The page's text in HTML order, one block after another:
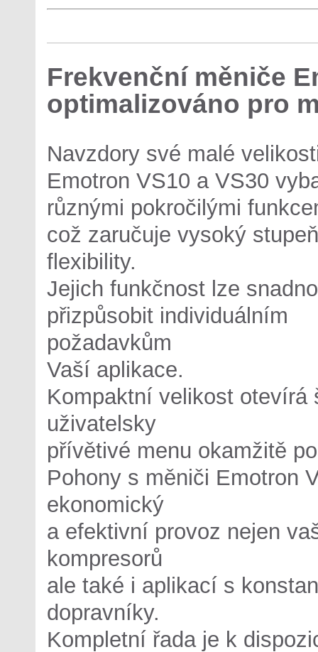
Frekvenční měniče
optimalizováno pro
Navzdory své malé
Emotron VS10 a VS30
různými pokročilými
což zaručuje vysoký stupeň
flexibility.
Jejich funkčnost lze snadno
přizpůsobit individuálním
požadavkům
Vaší aplikace.
Kompaktní velikost otevírá
uživatelsky
přívětivé menu okamžitě
Pohony s měniči Emotron
ekonomický
a efektivní provoz nejen
kompresorů
ale také i aplikací s
dopravníky.
Kompletní řada je k